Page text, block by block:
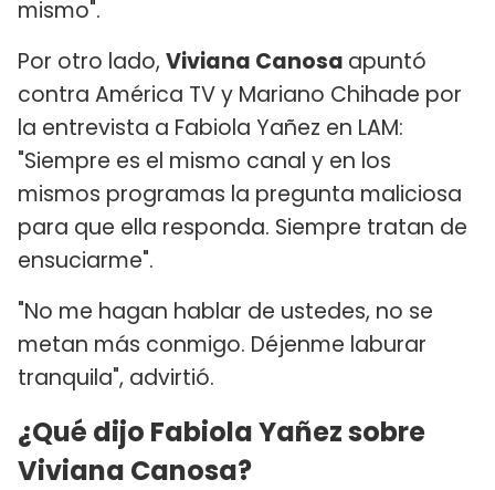
mismo".
Por otro lado, Viviana Canosa apuntó
contra América TV y Mariano Chihade por
la entrevista a Fabiola Yañez en LAM:
"Siempre es el mismo canal y en los
mismos programas la pregunta maliciosa
para que ella responda. Siempre tratan de
ensuciarme".
"No me hagan hablar de ustedes, no se
metan más conmigo. Déjenme laburar
tranquila", advirtió.
¿Qué dijo Fabiola Yañez sobre
Viviana Canosa?